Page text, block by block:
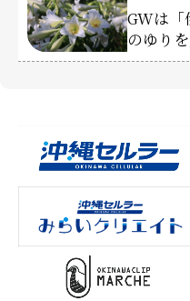
GWは「
のゆり